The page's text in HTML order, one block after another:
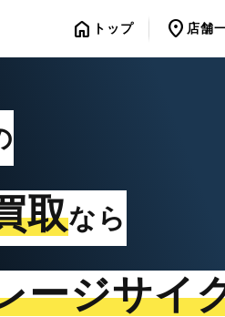
home トップ location_on 店舗
取なら
ージサイ